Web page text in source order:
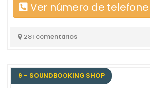
Ver número de telefone
281 comentários
9 - SOUNDBOOKING SHOP